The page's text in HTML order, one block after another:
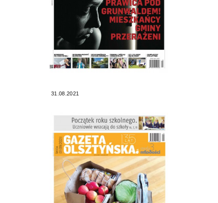
31.08.2021